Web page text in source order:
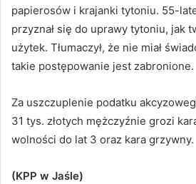
papierosów i krajanki tytoniu. 55-
przyznał się do uprawy tytoniu, jak
użytek. Tłumaczył, że nie miał
takie postępowanie jest zabronione.
Za uszczuplenie podatku
31 tys. złotych mężczyźnie grozi
wolności do lat 3 oraz kara grzywny.
(KPP w Jaśle)